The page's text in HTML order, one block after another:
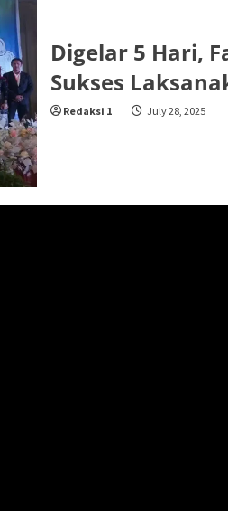
Digelar 5 Hari,
Sukses
Redaksi 1 July 28, 2025